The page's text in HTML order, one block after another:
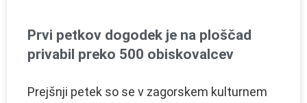
Prvi petkov dogodek je na ploščad
privabil preko 500 obiskovalcev
Prejšnji petek so se v zagorskem kulturnem